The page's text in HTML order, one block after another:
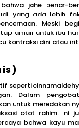
jahe benar-
yang ada lebih
Meski
aman untuk ibu
kontraksi dini atau
seperti
Dalam
untuk meredakan
otot rahim. Ini
bahwa kayu